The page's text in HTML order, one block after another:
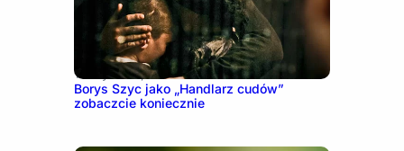
16 stycznia, 2023
Borys Szyc jako „Handlarz cudów”
zobaczcie koniecznie